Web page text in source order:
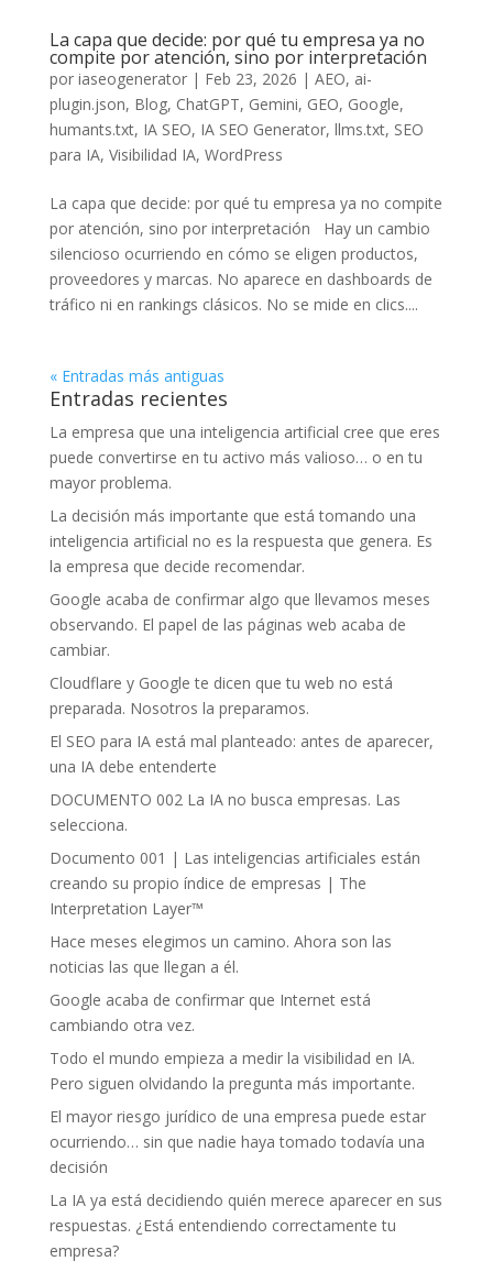
La capa que decide: por qué tu empresa ya no
compite por atención, sino por interpretación
por iaseogenerator| Feb 23, 2026 | AEO, ai-
plugin.json, Blog, ChatGPT, Gemini, GEO, Google,
humants.txt, IA SEO, IA SEO Generator, llms.txt, SEO
para IA, Visibilidad IA, WordPress
La capa que decide: por qué tu empresa ya no compite
por atención, sino por interpretación Hay un cambio
silencioso ocurriendo en cómo se eligen productos,
proveedores y marcas. No aparece en dashboards de
tráfico ni en rankings clásicos. No se mide en clics....
« Entradas más antiguas
Entradas recientes
La empresa que una inteligencia artificial cree que eres
puede convertirse en tu activo más valioso… o en tu
mayor problema.
La decisión más importante que está tomando una
inteligencia artificial no es la respuesta que genera. Es
la empresa que decide recomendar.
Google acaba de confirmar algo que llevamos meses
observando. El papel de las páginas web acaba de
cambiar.
Cloudflare y Google te dicen que tu web no está
preparada. Nosotros la preparamos.
El SEO para IA está mal planteado: antes de aparecer,
una IA debe entenderte
DOCUMENTO 002 La IA no busca empresas. Las
selecciona.
Documento 001 | Las inteligencias artificiales están
creando su propio índice de empresas | The
Interpretation Layer™
Hace meses elegimos un camino. Ahora son las
noticias las que llegan a él.
Google acaba de confirmar que Internet está
cambiando otra vez.
Todo el mundo empieza a medir la visibilidad en IA.
Pero siguen olvidando la pregunta más importante.
El mayor riesgo jurídico de una empresa puede estar
ocurriendo… sin que nadie haya tomado todavía una
decisión
La IA ya está decidiendo quién merece aparecer en sus
respuestas. ¿Está entendiendo correctamente tu
empresa?